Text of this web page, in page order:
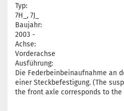
Typ:
7H_, 7J_
Baujahr:
2003 -
Achse:
Vorderachse
Ausführung:
Die Federbeinbeinaufnahme an
einer Steckbefestigung. (The
the front axle corresponds to